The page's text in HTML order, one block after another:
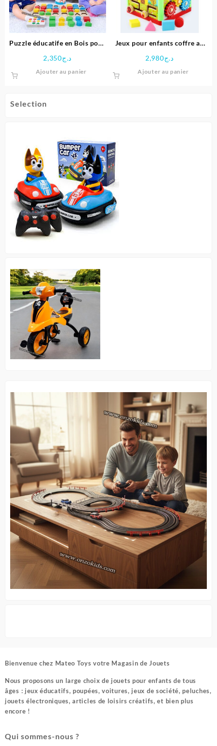
Selection
Puzzle éducatife en Bois pour
د.ج2,350
Ajouter au panier
Jeux pour enfants coffre au
د.ج2,980
Ajouter au panier
Bienvenue chez Mateo Toys votre Magasin de Jouets
Nous proposons un large choix de jouets pour enfants de tous
âges : jeux éducatifs, poupées, voitures, jeux de société, peluches,
jouets électroniques, articles de loisirs créatifs, et bien plus
encore !
Qui sommes-nous ?